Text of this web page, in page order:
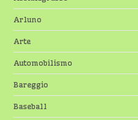
Arluno
Arte
Automobilismo
Bareggio
Baseball